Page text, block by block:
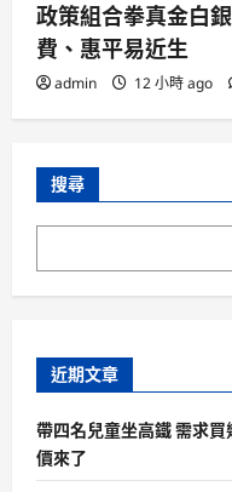
政策組合拳真金白
費、惠平易近生
admin 12 小時 ago
搜尋
近期文章
帶四名兒童坐高鐵 需求
價來了